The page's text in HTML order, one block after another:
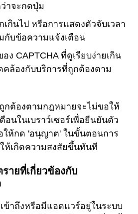
าจะกดปุ่ม
เกินไป หรือการแสดงตัวจับเวลา
กับข้อความแจ้งเตือน
ง CAPTCHA ที่ดูเรียบง่ายเกิน
คล้องกับบริการที่ถูกต้องตาม
กต้องตามกฎหมายจะไม่ขอให้
อนในเบราว์เซอร์เพื่อยืนยันตัว
ให้กด 'อนุญาต' ในขั้นตอนการ
ห้เกิดความสงสัยขึ้นทันที
ายที่เกี่ยวข้องกับ
ข้าถึงหรือมีแอดแวร์อยู่ในระบบ